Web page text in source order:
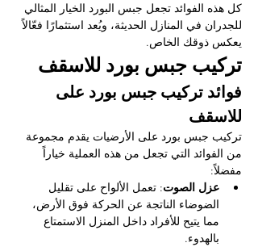
كل هذه الفوائد تجعل جبس البورد الخيار المثالي
للجدران في المنازل الحديثة، ويُعد استثمارًا فعّالاً
يعكس ذوقك الخاص.
تركيب جبس بورد للاسقف
فوائد تركيب جبس بورد على
للاسقف
تركيب جبس بورد على الأرضيات يقدم مجموعة
من الفوائد التي تجعل من هذه العملية خياراً
مفضلاً:
عزل الصوت: تعمل الألواح على تقليل
الضوضاء الناتجة عن الحركة فوق الأرض،
مما يتيح للأفراد داخل المنزل الاستمتاع
بالهدوء.